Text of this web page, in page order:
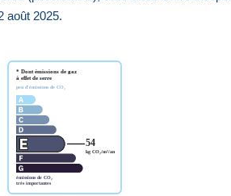
août 2025.